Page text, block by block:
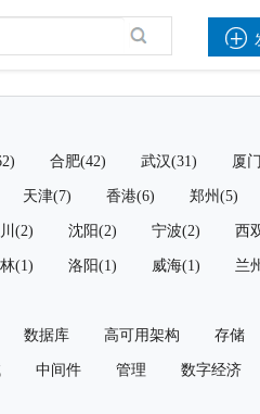

合肥(42) 武汉(31) 厦
天津(7) 香港(6) 郑州(5)
(2) 沈阳(2) 宁波(2) 西
(1) 洛阳(1) 威海(1) 兰
数据库 高可用架构 存储
中间件 管理 数字经济